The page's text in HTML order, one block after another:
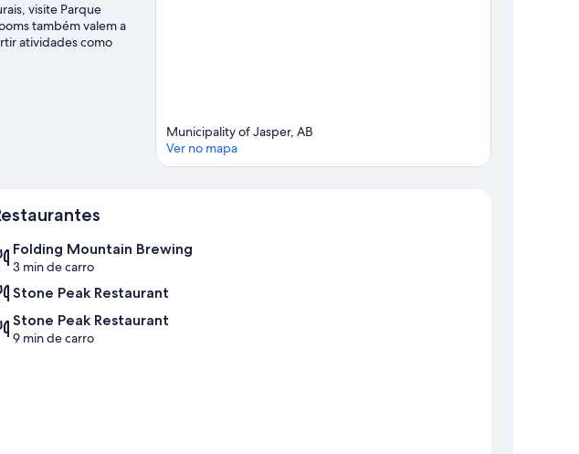
visite Parque
também valem a
atividades como
Municipality of Jasper, AB
Ver no mapa
Folding Mountain Brewing
3 min de carro
Stone Peak Restaurant
Stone Peak Restaurant
9 min de carro